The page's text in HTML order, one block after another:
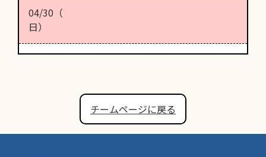
04/30（
日）
チームページに戻る